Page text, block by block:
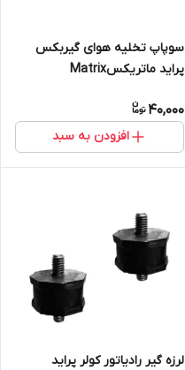
سوپاپ تخلیه هوای گیربکس
پراید ماتریکسMatrix
40,000
افزودن به سبد
لرزه گیر رادیاتور کولر پراید